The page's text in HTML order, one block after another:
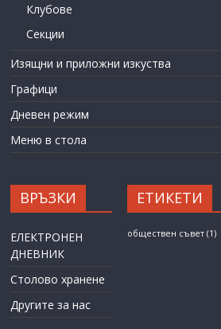
Клубове
Секции
Изящни и приложни изкуства
Графици
Дневен режим
Меню в стола
ВРЪЗКИ
ЕЛЕКТРОНЕН
ДНЕВНИК
Столово хранене
Другите за нас
ЕТИКЕТИ
обществен съвет (1)